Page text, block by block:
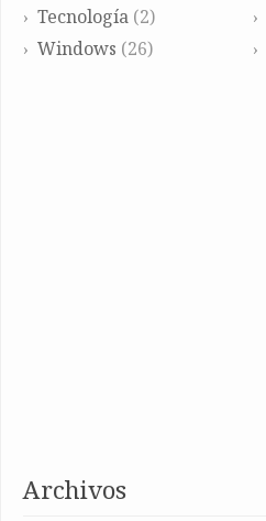
Tecnología (2)
Windows (26)
archivos